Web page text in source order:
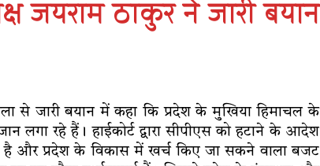
जयराम ठाकुर ने जारी बयान
से जारी बयान में कहा कि प्रदेश के मुखिया हिमाचल के
रहे हैं। हाईकोर्ट द्वारा सीपीएस को हटाने के आदेश
है और प्रदेश के विकास में खर्च किए जा सकने वाला बजट